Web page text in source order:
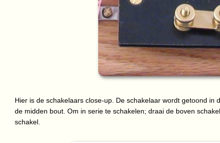
Hier is de schakelaars close-up. De schakelaar wordt getoond in
de midden bout. Om in serie te schakelen; draai de boven
schakel.